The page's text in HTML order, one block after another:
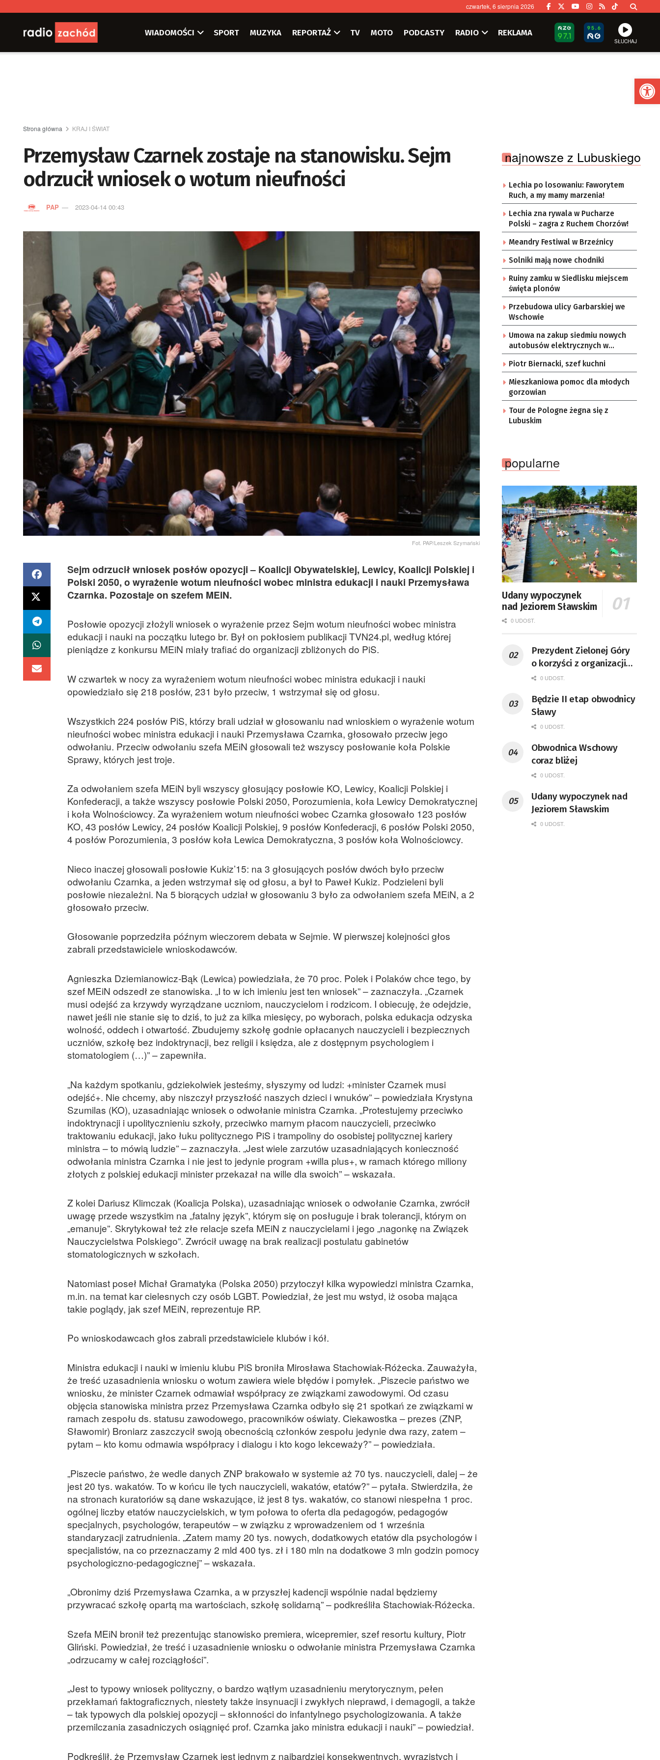
czwartek, 6 sierpnia 2026
WIADOMOŚCI SPORT MUZYKA REPORTAŻ TV MOTO PODCASTY RADIO REKLAMA
SŁUCHAJ
Strona główna KRAJ I ŚWIAT
Przemysław Czarnek zostaje na stanowisku. Sejm
odrzucił wniosek o wotum nieufności
PAP 2023-04-14 00:43
Fot. PAP/Leszek Szymański
Sejm odrzucił wniosek posłów opozycji – Koalicji Obywatelskiej, Lewicy, Koalicji Polskiej i
Polski 2050, o wyrażenie wotum nieufności wobec ministra edukacji i nauki Przemysława
Czarnka. Pozostaje on szefem MEiN.
Posłowie opozycji złożyli wniosek o wyrażenie przez Sejm wotum nieufności wobec ministra
edukacji i nauki na początku lutego br. Był on pokłosiem publikacji TVN24.pl, według której
pieniądze z konkursu MEiN miały trafiać do organizacji zbliżonych do PiS.
W czwartek w nocy za wyrażeniem wotum nieufności wobec ministra edukacji i nauki
opowiedziało się 218 posłów, 231 było przeciw, 1 wstrzymał się od głosu.
Wszystkich 224 posłów PiS, którzy brali udział w głosowaniu nad wnioskiem o wyrażenie wotum
nieufności wobec ministra edukacji i nauki Przemysława Czarnka, głosowało przeciw jego
odwołaniu. Przeciw odwołaniu szefa MEiN głosowali też wszyscy posłowanie koła Polskie
Sprawy, których jest troje.
Za odwołaniem szefa MEiN byli wszyscy głosujący posłowie KO, Lewicy, Koalicji Polskiej i
Konfederacji, a także wszyscy posłowie Polski 2050, Porozumienia, koła Lewicy Demokratycznej
i koła Wolnościowcy. Za wyrażeniem wotum nieufności wobec Czarnka głosowało 123 posłów
KO, 43 posłów Lewicy, 24 posłów Koalicji Polskiej, 9 posłów Konfederacji, 6 posłów Polski 2050,
4 posłów Porozumienia, 3 posłów koła Lewica Demokratyczna, 3 posłów koła Wolnościowcy.
Nieco inaczej głosowali posłowie Kukiz’15: na 3 głosujących posłów dwóch było przeciw
odwołaniu Czarnka, a jeden wstrzymał się od głosu, a był to Paweł Kukiz. Podzieleni byli
posłowie niezależni. Na 5 biorących udział w głosowaniu 3 było za odwołaniem szefa MEiN, a 2
głosowało przeciw.
Głosowanie poprzedziła późnym wieczorem debata w Sejmie. W pierwszej kolejności głos
zabrali przedstawiciele wnioskodawców.
Agnieszka Dziemianowicz-Bąk (Lewica) powiedziała, że 70 proc. Polek i Polaków chce tego, by
szef MEiN odszedł ze stanowiska. „I to w ich imieniu jest ten wniosek” – zaznaczyła. „Czarnek
musi odejść za krzywdy wyrządzane uczniom, nauczycielom i rodzicom. I obiecuję, że odejdzie,
nawet jeśli nie stanie się to dziś, to już za kilka miesięcy, po wyborach, polska edukacja odzyska
wolność, oddech i otwartość. Zbudujemy szkołę godnie opłacanych nauczycieli i bezpiecznych
uczniów, szkołę bez indoktrynacji, bez religii i księdza, ale z dostępnym psychologiem i
stomatologiem (…)” – zapewniła.
„Na każdym spotkaniu, gdziekolwiek jesteśmy, słyszymy od ludzi: +minister Czarnek musi
odejść+. Nie chcemy, aby niszczył przyszłość naszych dzieci i wnuków” – powiedziała Krystyna
Szumilas (KO), uzasadniając wniosek o odwołanie ministra Czarnka. „Protestujemy przeciwko
indoktrynacji i upolitycznieniu szkoły, przeciwko marnym płacom nauczycieli, przeciwko
traktowaniu edukacji, jako łuku politycznego PiS i trampoliny do osobistej politycznej kariery
ministra – to mówią ludzie” – zaznaczyła. „Jest wiele zarzutów uzasadniających konieczność
odwołania ministra Czarnka i nie jest to jedynie program +willa plus+, w ramach którego miliony
złotych z polskiej edukacji minister przekazał na wille dla swoich” – wskazała.
Z kolei Dariusz Klimczak (Koalicja Polska), uzasadniając wniosek o odwołanie Czarnka, zwrócił
uwagę przede wszystkim na „fatalny język”, którym się on posługuje i brak tolerancji, którym on
„emanuje”. Skrytykował też złe relacje szefa MEiN z nauczycielami i jego „nagonkę na Związek
Nauczycielstwa Polskiego”. Zwrócił uwagę na brak realizacji postulatu gabinetów
stomatologicznych w szkołach.
Natomiast poseł Michał Gramatyka (Polska 2050) przytoczył kilka wypowiedzi ministra Czarnka,
m.in. na temat kar cielesnych czy osób LGBT. Powiedział, że jest mu wstyd, iż osoba mająca
takie poglądy, jak szef MEiN, reprezentuje RP.
Po wnioskodawcach głos zabrali przedstawiciele klubów i kół.
Ministra edukacji i nauki w imieniu klubu PiS broniła Mirosława Stachowiak-Różecka. Zauważyła,
że treść uzasadnienia wniosku o wotum zawiera wiele błędów i pomyłek. „Piszecie państwo we
wniosku, że minister Czarnek odmawiał współpracy ze związkami zawodowymi. Od czasu
objęcia stanowiska ministra przez Przemysława Czarnka odbyło się 21 spotkań ze związkami w
ramach zespołu ds. statusu zawodowego, pracowników oświaty. Ciekawostka – prezes (ZNP,
Sławomir) Broniarz zaszczycił swoją obecnością członków zespołu jedynie dwa razy, zatem –
pytam – kto komu odmawia współpracy i dialogu i kto kogo lekceważy?” – powiedziała.
„Piszecie państwo, że wedle danych ZNP brakowało w systemie aż 70 tys. nauczycieli, dalej – że
jest 20 tys. wakatów. To w końcu ile tych nauczycieli, wakatów, etatów?” – pytała. Stwierdziła, że
na stronach kuratoriów są dane wskazujące, iż jest 8 tys. wakatów, co stanowi niespełna 1 proc.
ogólnej liczby etatów nauczycielskich, w tym połowa to oferta dla pedagogów, pedagogów
specjalnych, psychologów, terapeutów – w związku z wprowadzeniem od 1 września
standaryzacji zatrudnienia. „Zatem mamy 20 tys. nowych, dodatkowych etatów dla psychologów i
specjalistów, na co przeznaczamy 2 mld 400 tys. zł i 180 mln na dodatkowe 3 mln godzin pomocy
psychologiczno-pedagogicznej” – wskazała.
„Obronimy dziś Przemysława Czarnka, a w przyszłej kadencji wspólnie nadal będziemy
przywracać szkołę opartą ma wartościach, szkołę solidarną” – podkreśliła Stachowiak-Różecka.
Szefa MEiN bronił też prezentując stanowisko premiera, wicepremier, szef resortu kultury, Piotr
Gliński. Powiedział, że treść i uzasadnienie wniosku o odwołanie ministra Przemysława Czarnka
„odrzucamy w całej rozciągłości”.
„Jest to typowy wniosek polityczny, o bardzo wątłym uzasadnieniu merytorycznym, pełen
przekłamań faktograficznych, niestety także insynuacji i zwykłych nieprawd, i demagogii, a także
– tak typowych dla polskiej opozycji – skłonności do infantylnego psychologizowania. A także
przemilczania zasadniczych osiągnięć prof. Czarnka jako ministra edukacji i nauki” – powiedział.
Podkreślił, że Przemysław Czarnek jest jednym z najbardziej konsekwentnych, wyrazistych i
najnowsze z Lubuskiego
Lechia po losowaniu: Faworytem
Ruch, a my mamy marzenia!
Lechia zna rywala w Pucharze
Polski – zagra z Ruchem Chorzów!
Meandry Festiwal w Brzeźnicy
Solniki mają nowe chodniki
Ruiny zamku w Siedlisku miejscem
święta plonów
Przebudowa ulicy Garbarskiej we
Wschowie
Umowa na zakup siedmiu nowych
autobusów elektrycznych w
Zielonej Górze
Piotr Biernacki, szef kuchni
Mieszkaniowa pomoc dla młodych
gorzowian
Tour de Pologne żegna się z
Lubuskim
popularne
Udany wypoczynek
nad Jeziorem Sławskim
0 UDOST.
Prezydent Zielonej Góry
o korzyści z organizacji
mety Tour de Pologne
0 UDOST.
Będzie II etap obwodnicy
Sławy
0 UDOST.
Obwodnica Wschowy
coraz bliżej
0 UDOST.
Udany wypoczynek nad
Jeziorem Sławskim
0 UDOST.